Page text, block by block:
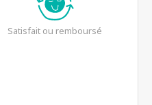
Satisfait ou remboursé